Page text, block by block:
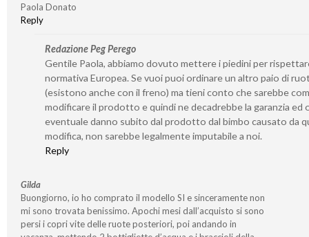
Paola Donato
Reply
Redazione Peg Perego
Gentile Paola, abbiamo dovuto mettere i piedini per
normativa Europea. Se vuoi puoi ordinare un altro paio di
(esistono anche con il freno) ma tieni conto che sarebbe
modificare il prodotto e quindi ne decadrebbe la garanzia ed
eventuale danno subito dal prodotto dal bimbo causato da
modifica, non sarebbe legalmente imputabile a noi.
Reply
Gilda
Buongiorno, io ho comprato il modello SI e sinceramente non
mi sono trovata benissimo. Apochi mesi dall’acquisto si sono
persi i copri vite delle ruote posteriori, poi andando in